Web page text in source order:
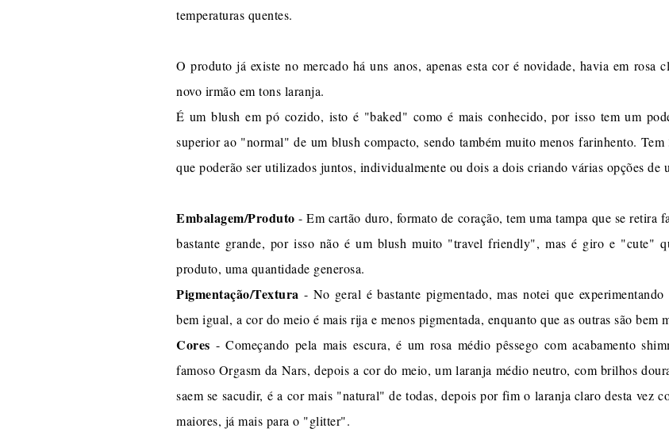
temperaturas quentes.
O produto já existe no mercado há uns anos, apenas esta cor é novidade, havia em rosa
novo irmão em tons laranja.
É um blush em pó cozido, isto é "baked" como é mais conhecido, por isso tem um
superior ao "normal" de um blush compacto, sendo também muito menos farinhento.
que poderão ser utilizados juntos, individualmente ou dois a dois criando várias opções de
Embalagem/Produto - Em cartão duro, formato de coração, tem uma tampa que se retira
bastante grande, por isso não é um blush muito "travel friendly", mas é giro e "cute"
produto, uma quantidade generosa.
Pigmentação/Textura - No geral é bastante pigmentado, mas notei que
bem igual, a cor do meio é mais rija e menos pigmentada, enquanto que as outras são bem
Cores - Começando pela mais escura, é um rosa médio pêssego com acabamento
famoso Orgasm da Nars, depois a cor do meio, um laranja médio neutro, com brilhos
saem se sacudir, é a cor mais "natural" de todas, depois por fim o laranja claro desta vez
maiores, já mais para o "glitter".